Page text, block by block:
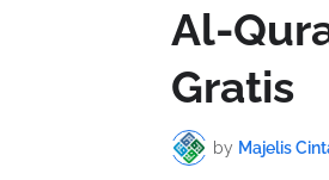
Al-
Gratis
by Majelis